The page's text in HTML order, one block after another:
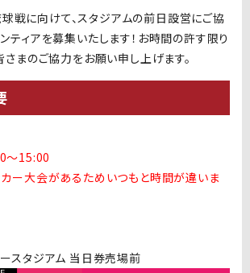
戦に向けて、スタジアムの前日設営にご協
ティアを募集いたします！お時間の許す限り
さまのご協力をお願い申し上げます。
〜15:00
ー大会があるためいつもと時間が違いま
スタジアム 当日券売場前